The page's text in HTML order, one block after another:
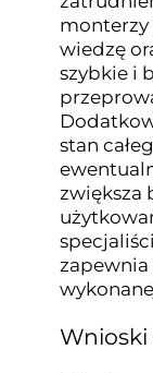
wiedzę
szybkie i
stan
zwiększa